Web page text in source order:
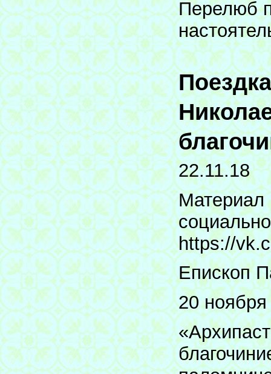
Перелюб
22.11.18
Материал
https://
Епископ
20 ноября